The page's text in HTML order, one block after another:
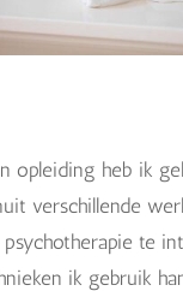
opleiding heb ik
verschillende
te
ik gebruik